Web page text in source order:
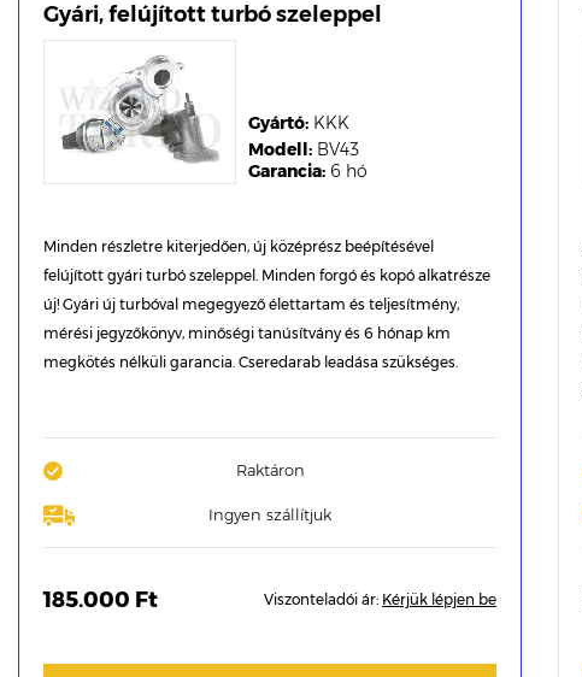
Gyári, felújított turbó szeleppel
Garancia: 6 hó
Modell: BV43
Gyártó: KKK
Minden részletre kiterjedően, új középrész beépítésével
felújított gyári turbó szeleppel. Minden forgó és kopó alkatrésze
új! Gyári új turbóval megegyező élettartam és teljesítmény,
mérési jegyzőkönyv, minőségi tanúsítvány és 6 hónap km
megkötés nélküli garancia. Cseredarab leadása szükséges.
Raktáron
Ingyen szállítjuk
185.000 Ft Viszonteladói ár: Kérjük lépjen be